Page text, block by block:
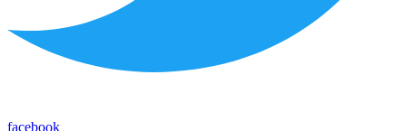
facebook